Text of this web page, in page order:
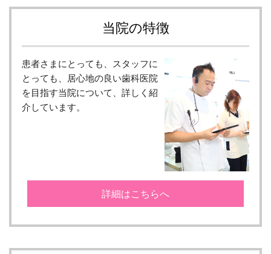
当院の特徴
患者さまにとっても、スタッフに
とっても、居心地の良い歯科医院
を目指す当院について、詳しく紹
介しています。
詳細はこちらへ